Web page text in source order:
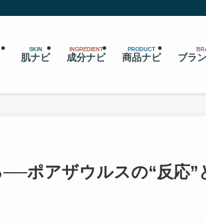
SKIN
肌ナビ
INGREDIENT
成分ナビ
PRODUCT
商品ナビ ブラ
ポアザウルスの“反応”